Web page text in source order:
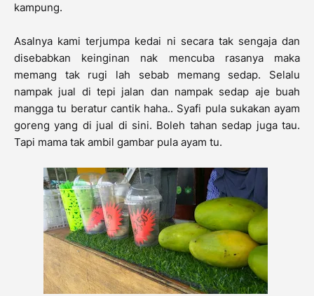
kampung.
Asalnya kami terjumpa kedai ni secara tak sengaja dan
disebabkan keinginan nak mencuba rasanya maka
memang tak rugi lah sebab memang sedap. Selalu
nampak jual di tepi jalan dan nampak sedap aje buah
mangga tu beratur cantik haha.. Syafi pula sukakan ayam
goreng yang di jual di sini. Boleh tahan sedap juga tau.
Tapi mama tak ambil gambar pula ayam tu.